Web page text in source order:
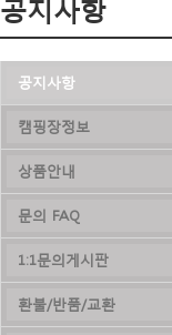
공지사항
공지사항
캠핑장정보
상품안내
문의 FAQ
1:1문의게시판
환불/반품/교환